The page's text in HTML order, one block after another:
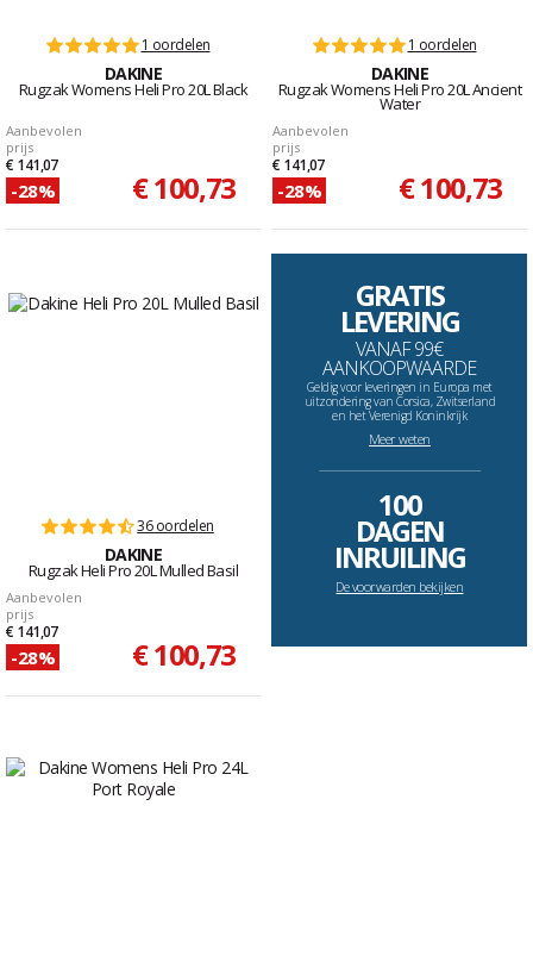
1 oordelen
DAKINE
Rugzak Womens Heli Pro 20L Black
Aanbevolen
prijs
€ 141,07
-28% € 100,73
1 oordelen
DAKINE
Rugzak Womens Heli Pro 20L Ancient
Water
Aanbevolen
prijs
€ 141,07
-28% € 100,73
36 oordelen
DAKINE
Rugzak Heli Pro 20L Mulled Basil
Aanbevolen
prijs
€ 141,07
-28% € 100,73
GRATIS
LEVERING
VANAF 99€
AANKOOPWAARDE
Geldig voor leveringen in Europa met
uitzondering van Corsica, Zwitserland
en het Verenigd Koninkrijk
Meer weten
--------------------------------------------------------------------
100
DAGEN
INRUILING
De voorwarden bekijken